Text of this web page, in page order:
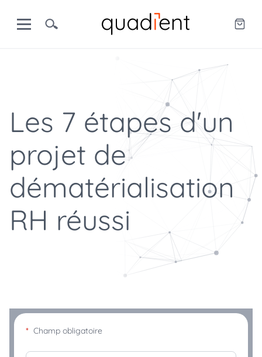
Les 7 étapes d'un
projet de
dématérialisation
RH réussi
* Champ obligatoire